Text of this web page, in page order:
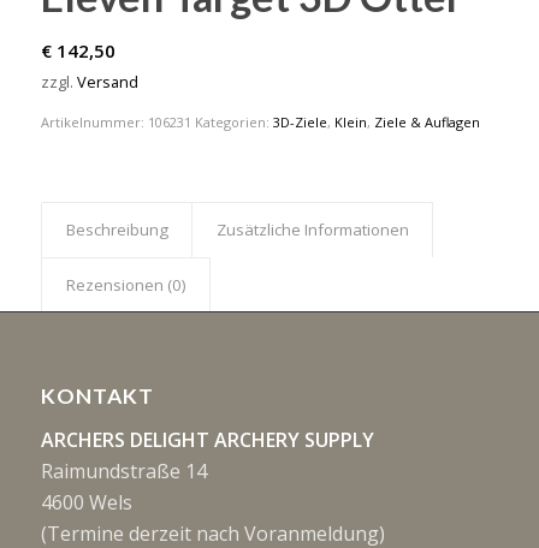
€142,50
zzgl. Versand
Artikelnummer: 106231 Kategorien: 3D-Ziele, Klein, Ziele & Auflagen
Beschreibung Zusätzliche Informationen
Rezensionen (0)
KONTAKT
ARCHERS DELIGHT ARCHERY SUPPLY
Raimundstraße 14
4600 Wels
(Termine derzeit nach Voranmeldung)